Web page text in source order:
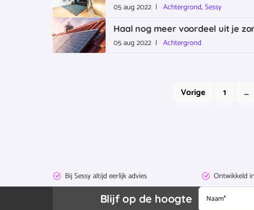
05 aug 2022 |Achtergrond,Sessy
Haal nog meer voordeel uit je
05 aug 2022 |Achtergrond
Vorige 1 …
Bij Sessyaltijd eerlijk advies Ontwikkeld
Blijf op de hoogte Naam